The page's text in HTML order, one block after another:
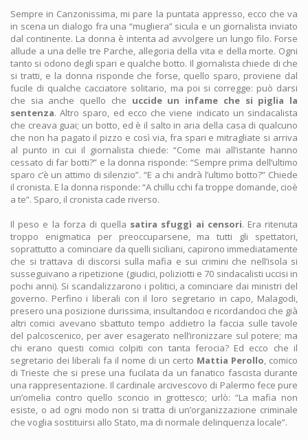
Sempre in Canzonissima, mi pare la puntata appresso, ecco che va
in scena un dialogo fra una “mugliera” sicula e un giornalista inviato
dal continente. La donna è intenta ad avvolgere un lungo filo. Forse
allude a una delle tre Parche, allegoria della vita e della morte. Ogni
tanto si odono degli spari e qualche botto. Il giornalista chiede di che
si tratti, e la donna risponde che forse, quello sparo, proviene dal
fucile di qualche cacciatore solitario, ma poi si corregge: può darsi
che sia anche quello che uccide un infame che si piglia la
sentenza. Altro sparo, ed ecco che viene indicato un sindacalista
che creava guai; un botto, ed è il salto in aria della casa di qualcuno
che non ha pagato il pizzo e così via, fra spari e mitragliate si arriva
al punto in cui il giornalista chiede: “Come mai all’istante hanno
cessato di far botti?” e la donna risponde: “Sempre prima dell’ultimo
sparo c’è un attimo di silenzio”. “E a chi andrà l’ultimo botto?” Chiede
il cronista. E la donna risponde: “A chillu cchi fa troppe domande, cioè
a te”. Sparo, il cronista cade riverso.
Il peso e la forza di quella satira sfuggì ai censori. Era ritenuta
troppo enigmatica per preoccuparsene, ma tutti gli spettatori,
soprattutto a cominciare da quelli siciliani, capirono immediatamente
che si trattava di discorsi sulla mafia e sui crimini che nell’isola si
susseguivano a ripetizione (giudici, poliziotti e 70 sindacalisti uccisi in
pochi anni). Si scandalizzarono i politici, a cominciare dai ministri del
governo. Perfino i liberali con il loro segretario in capo, Malagodi,
presero una posizione durissima, insultandoci e ricordandoci che già
altri comici avevano sbattuto tempo addietro la faccia sulle tavole
del palcoscenico, per aver esagerato nell’ironizzare sul potere; ma
chi erano questi comici colpiti con tanta ferocia? Ed ecco che il
segretario dei liberali fa il nome di un certo Mattia Perollo, comico
di Trieste che si prese una fucilata da un fanatico fascista durante
una rappresentazione. Il cardinale arcivescovo di Palermo fece pure
un’omelia contro quello sconcio in grottesco; urlò: “La mafia non
esiste, o ad ogni modo non si tratta di un’organizzazione criminale
che voglia sostituirsi allo Stato, ma di normale delinquenza locale”.